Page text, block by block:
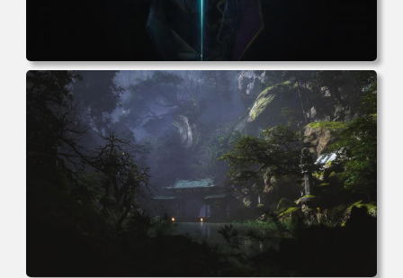
电脑壁纸 游戏 羞辱2 游戏CG 角色 脸 耻辱 CG女孩 电脑桌
面 高清壁纸 壁纸下载 壁纸大全